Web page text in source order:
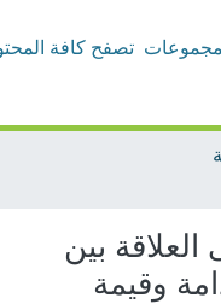
تصفح كافة
بين
وقيمة